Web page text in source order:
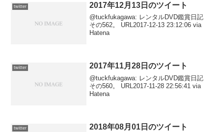
twitter 2017年12月13日のツイート
@tuckfukagawa: レンタルDVD鑑賞日記
その562。 URL2017-12-13 23:12:06 via
Hatena
twitter 2017年11月28日のツイート
@tuckfukagawa: レンタルDVD鑑賞日記
その560。 URL2017-11-28 22:56:41 via
Hatena
twitter 2018年08月01日のツイート